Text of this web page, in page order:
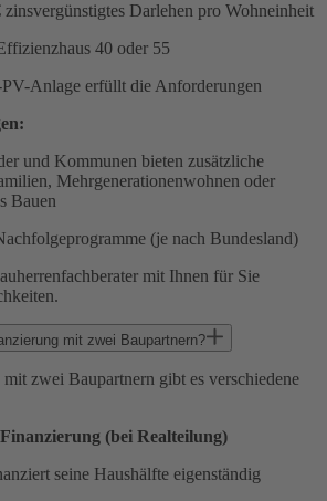
Darlehen pro Wohneinheit
40 oder 55
PV-Anlage erfüllt die Anforderungen
und Kommunen bieten zusätzliche
Mehrgenerationenwohnen oder
Bauen
(je nach Bundesland)
mit Ihnen für Sie
mit zwei Baupartnern?
zwei Baupartnern gibt es verschiedene
(bei Realteilung)
seine Haushälfte eigenständig